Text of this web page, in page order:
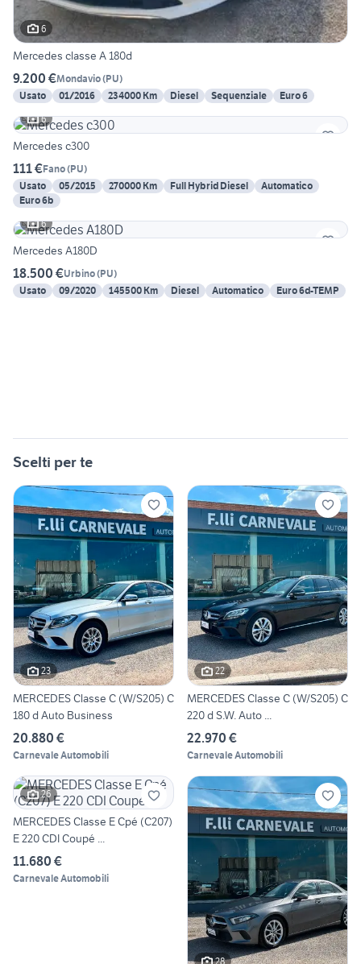
6
Mercedes classe A 180d
9.200 €Mondavio(PU)
Usato
01/2016 234000 Km Diesel Sequenziale
Euro 6
6
Mercedes c300
111 €Fano(PU)
Usato
05/2015 270000 Km Full Hybrid Diesel
Automatico
Euro 6b
6
Mercedes A180D
18.500 €Urbino(PU)
Usato
09/2020 145500 Km Diesel Automatico Euro 6d-TEMP
Scelti per te
23
MERCEDES Classe C (W/S205) C
180 d Auto Business
20.880 €
Carnevale Automobili
22
MERCEDES Classe C (W/S205) C
220 d S.W. Auto ...
22.970 €
Carnevale Automobili
26
MERCEDES Classe E Cpé (C207)
E 220 CDI Coupé ...
11.680 €
Carnevale Automobili
28